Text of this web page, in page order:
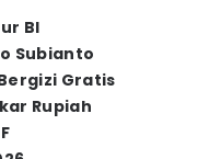
BI
Subianto
Gratis
Rupiah